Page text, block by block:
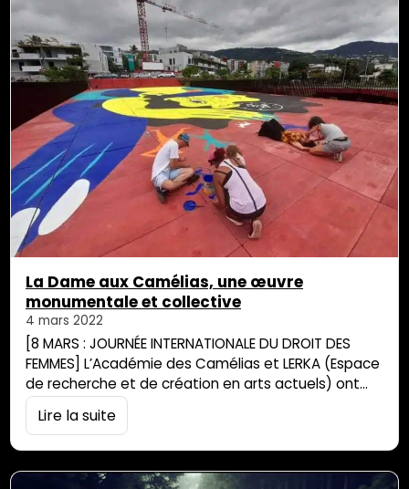
La Dame aux Camélias, une œuvre
monumentale et collective
4 mars 2022
[8 MARS : JOURNÉE INTERNATIONALE DU DROIT DES
FEMMES] L’Académie des Camélias et LERKA (Espace
de recherche et de création en arts actuels) ont
mis en place à la fin de l’année 2021, dans le cadre
de la journée internationale pour l’élimination de la
connue…
Lire la suite